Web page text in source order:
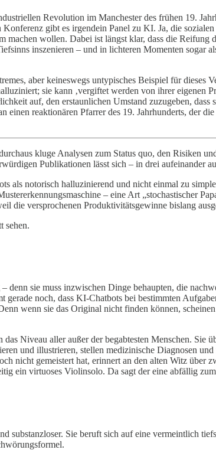
Revolution im Manchester des frühen 19.
gibt es irgendein Panel zu KI. Ja, die
machen wollen. Dabei ist längst klar, dass die
inszenieren – und in lichteren Momenten sogar
aber keineswegs untypisches Beispiel für dieses
sie kann ‚vergiftet werden von ihrer eigenen
auf, den erstaunlichen Umstand zuzugeben, dass
reaktionären Pfarrer des 19. Jahrhunderts, der
kluge Analysen zum Status quo, den Risiken
Publikationen lässt sich – in drei aufeinander
als notorisch halluzinierend und nicht einmal zu
– eine Art „stochastischer
die versprochenen Produktivitätsgewinne bislang
sehen.
denn sie muss inzwischen Dinge behaupten, die
noch, dass KI-Chatbots bei bestimmten
wenn sie das Original nicht finden können,
Niveau aller außer der begabtesten Menschen. Sie
und illustrieren, stellen medizinische Diagnosen
nicht gemeistert hat, erinnert an den alten Witz
ein virtuoses Violinsolo. Da sagt der eine abfällig
substanzloser. Sie beruft sich auf eine vermeintlich